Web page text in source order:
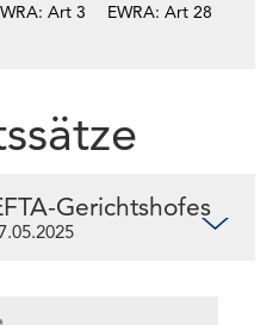
Art 3
EWRA: Art 28
Gerichtshofes